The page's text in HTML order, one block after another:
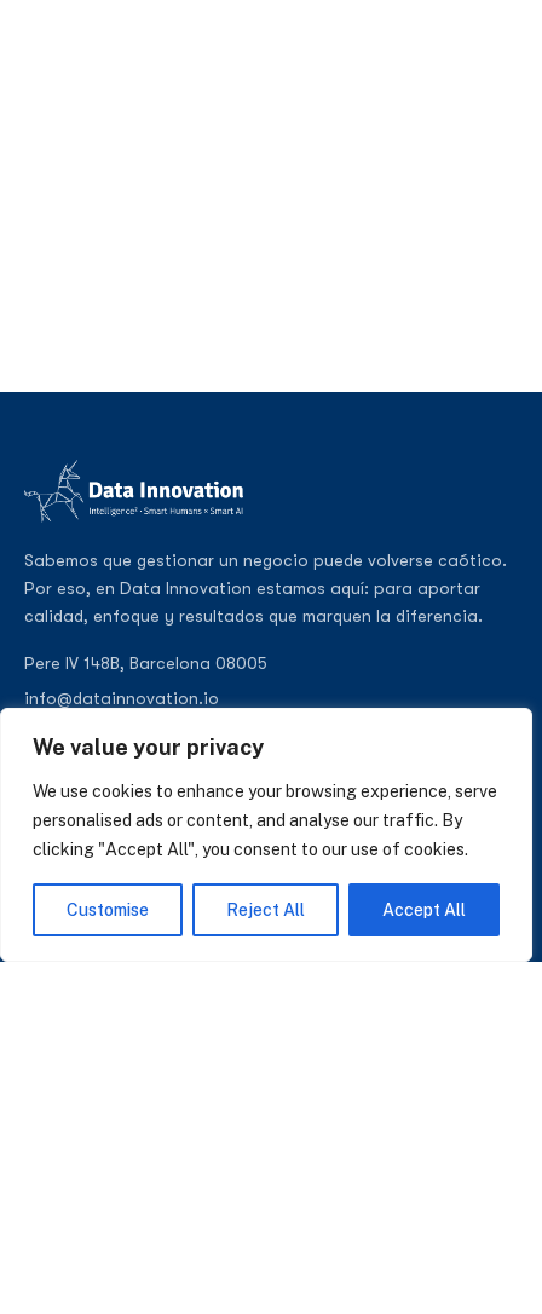
We value your privacy
We use cookies to enhance your browsing experience, serve
personalised ads or content, and analyse our traffic. By
clicking "Accept All", you consent to our use of cookies.
Customise Reject All Accept All
Sabemos que gestionar un negocio puede volverse caótico.
Por eso, en Data Innovation estamos aquí: para aportar
calidad, enfoque y resultados que marquen la diferencia.
Pere IV 148B, Barcelona 08005
info@datainnovation.io
SUSCRÍBASE A NUESTRAS NOTICIAS
Perspectivas sobre IA, datos y CRM. Sin spam, solo lo que importa.